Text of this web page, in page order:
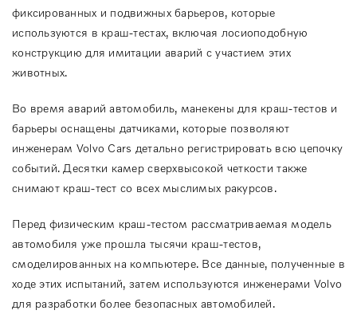
фиксированных и подвижных барьеров, которые
используются в краш-тестах, включая лосиоподобную
конструкцию для имитации аварий с участием этих
животных.
Во время аварий автомобиль, манекены для краш-тестов и
барьеры оснащены датчиками, которые позволяют
инженерам Volvo Cars детально регистрировать всю цепочку
событий. Десятки камер сверхвысокой четкости также
снимают краш-тест со всех мыслимых ракурсов.
Перед физическим краш-тестом рассматриваемая модель
автомобиля уже прошла тысячи краш-тестов,
смоделированных на компьютере. Все данные, полученные в
ходе этих испытаний, затем используются инженерами Volvo
для разработки более безопасных автомобилей.